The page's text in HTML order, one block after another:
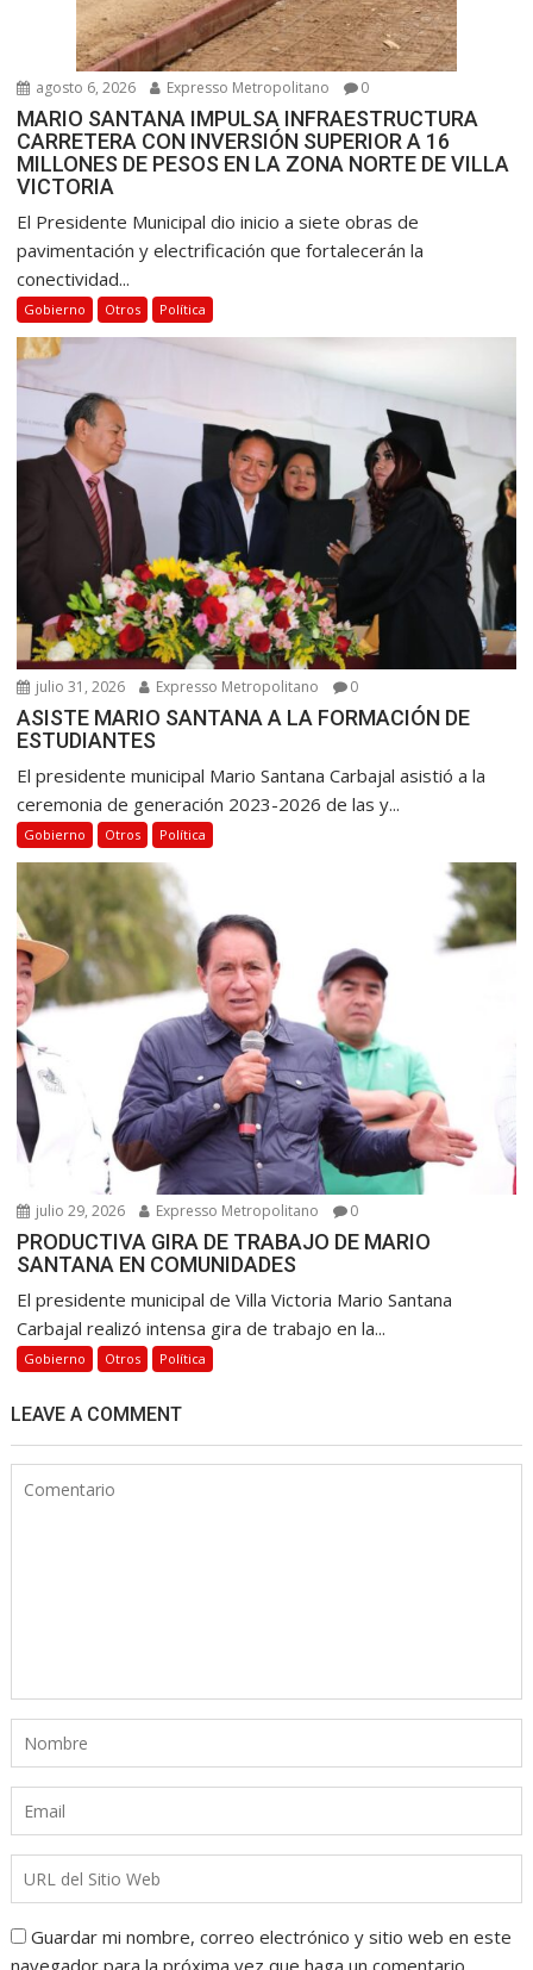
agosto 6, 2026 Expresso Metropolitano 0
MARIO SANTANA IMPULSA INFRAESTRUCTURA
CARRETERA CON INVERSIÓN SUPERIOR A 16
MILLONES DE PESOS EN LA ZONA NORTE DE VILLA
VICTORIA
El Presidente Municipal dio inicio a siete obras de
pavimentación y electrificación que fortalecerán la
conectividad...
Gobierno Otros Política
julio 31, 2026 Expresso Metropolitano 0
ASISTE MARIO SANTANA A LA FORMACIÓN DE
ESTUDIANTES
El presidente municipal Mario Santana Carbajal asistió a la
ceremonia de generación 2023-2026 de las y...
Gobierno Otros Política
julio 29, 2026 Expresso Metropolitano 0
PRODUCTIVA GIRA DE TRABAJO DE MARIO
SANTANA EN COMUNIDADES
El presidente municipal de Villa Victoria Mario Santana
Carbajal realizó intensa gira de trabajo en la...
Gobierno Otros Política
LEAVE A COMMENT
Guardar mi nombre, correo electrónico y sitio web en este